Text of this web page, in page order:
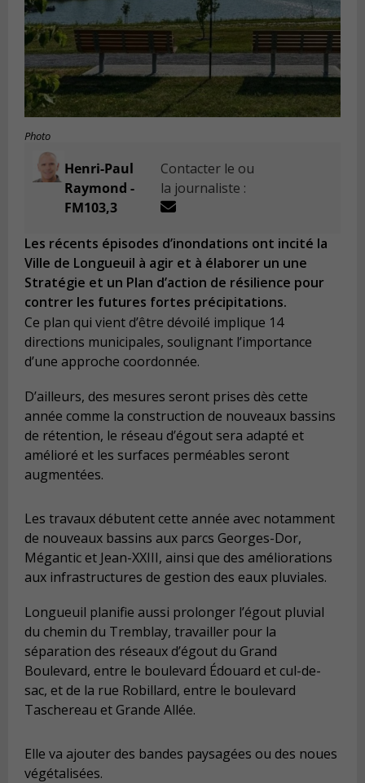
Photo
Henri-Paul
Raymond -
FM103,3
Contacter le ou
la journaliste :
Les récents épisodes d’inondations ont incité la
Ville de Longueuil à agir et à élaborer un une
Stratégie et un Plan d’action de résilience pour
contrer les futures fortes précipitations.
Ce plan qui vient d’être dévoilé implique 14
directions municipales, soulignant l’importance
d’une approche coordonnée.
D’ailleurs, des mesures seront prises dès cette
année comme la construction de nouveaux bassins
de rétention, le réseau d’égout sera adapté et
amélioré et les surfaces perméables seront
augmentées.
Les travaux débutent cette année avec notamment
de nouveaux bassins aux parcs Georges-Dor,
Mégantic et Jean-XXIII, ainsi que des améliorations
aux infrastructures de gestion des eaux pluviales.
Longueuil planifie aussi prolonger l’égout pluvial
du chemin du Tremblay, travailler pour la
séparation des réseaux d’égout du Grand
Boulevard, entre le boulevard Édouard et cul-de-
sac, et de la rue Robillard, entre le boulevard
Taschereau et Grande Allée.
Elle va ajouter des bandes paysagées ou des noues
végétalisées.